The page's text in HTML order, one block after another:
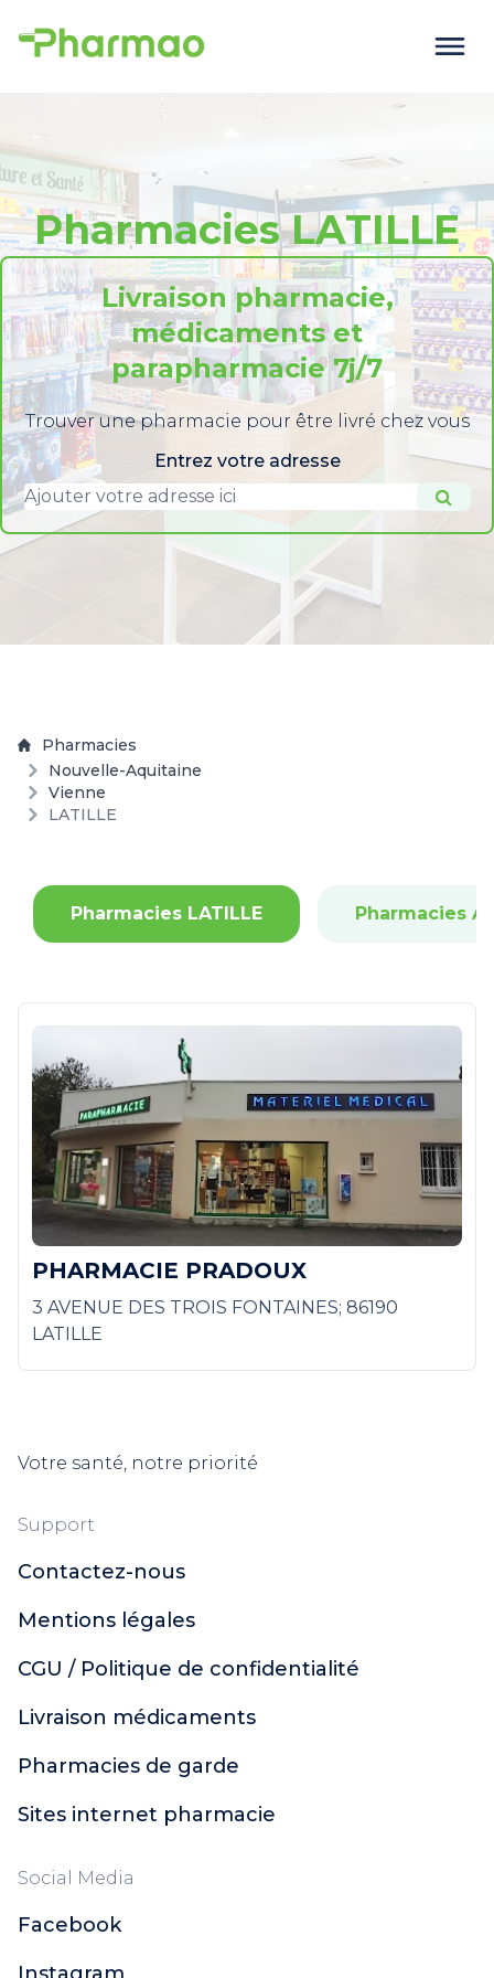
Pharmacies LATILLE
Livraison pharmacie,
médicaments et
parapharmacie 7j/7
Trouver une pharmacie pour être livré chez vous
Entrez votre adresse
Pharmacies
Nouvelle-Aquitaine
Vienne
LATILLE
Pharmacies LATILLE Pharmacies
PHARMACIE PRADOUX
3 AVENUE DES TROIS FONTAINES; 86190
LATILLE
Votre santé, notre priorité
Support
Contactez-nous
Mentions légales
CGU / Politique de confidentialité
Livraison médicaments
Pharmacies de garde
Sites internet pharmacie
Social Media
Facebook